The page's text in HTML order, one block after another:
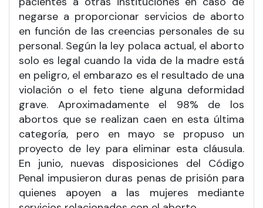
negarse a proporcionar servicios de aborto
en función de las creencias personales de su
personal. Según la ley polaca actual, el aborto
solo es legal cuando la vida de la madre está
en peligro, el embarazo es el resultado de una
violación o el feto tiene alguna deformidad
grave. Aproximadamente el 98% de los
abortos que se realizan caen en esta última
categoría, pero en mayo se propuso un
proyecto de ley para eliminar esta cláusula.
En junio, nuevas disposiciones del Código
Penal impusieron duras penas de prisión para
quienes apoyen a las mujeres mediante